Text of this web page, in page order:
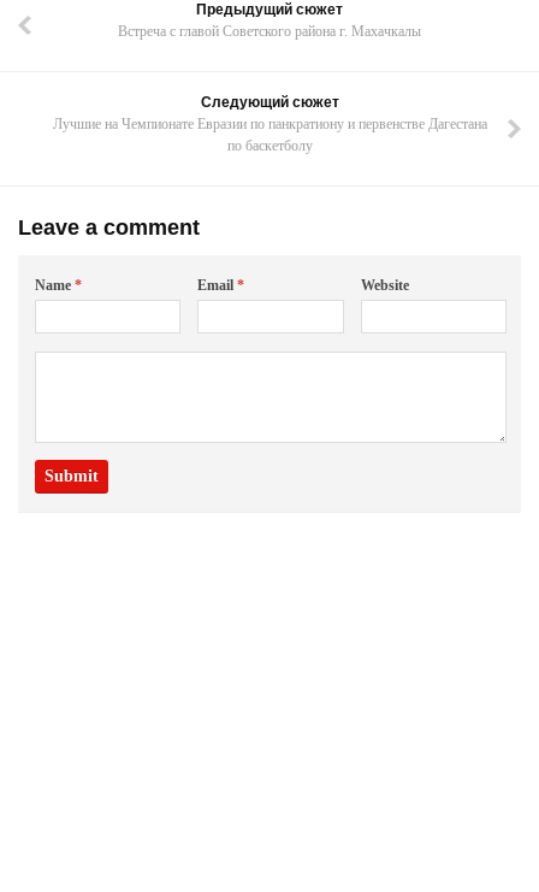
Предыдущий сюжет
Встреча с главой Советского района г. Махачкалы
Следующий сюжет
Лучшие на Чемпионате Евразии по панкратиону и первенстве Дагестана
по баскетболу
Leave a comment
Name * Email* Website